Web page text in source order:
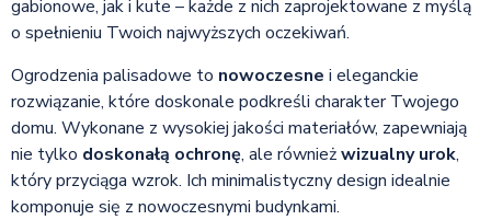
gabionowe, jak i kute – każde z nich zaprojektowane z myślą
o spełnieniu Twoich najwyższych oczekiwań.
Ogrodzenia palisadowe to nowoczesne i eleganckie
rozwiązanie, które doskonale podkreśli charakter Twojego
domu. Wykonane z wysokiej jakości materiałów, zapewniają
nie tylko doskonałą ochronę, ale równieżwizualny urok,
który przyciąga wzrok. Ich minimalistyczny design idealnie
komponuje się z nowoczesnymi budynkami.